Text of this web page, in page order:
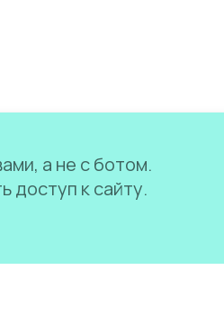
а не с ботом.
доступ к сайту.